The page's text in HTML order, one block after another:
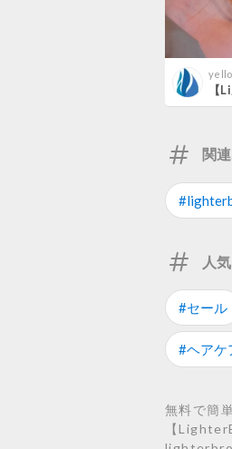
関
人
#セール
#ヘアケ
無料で簡
【